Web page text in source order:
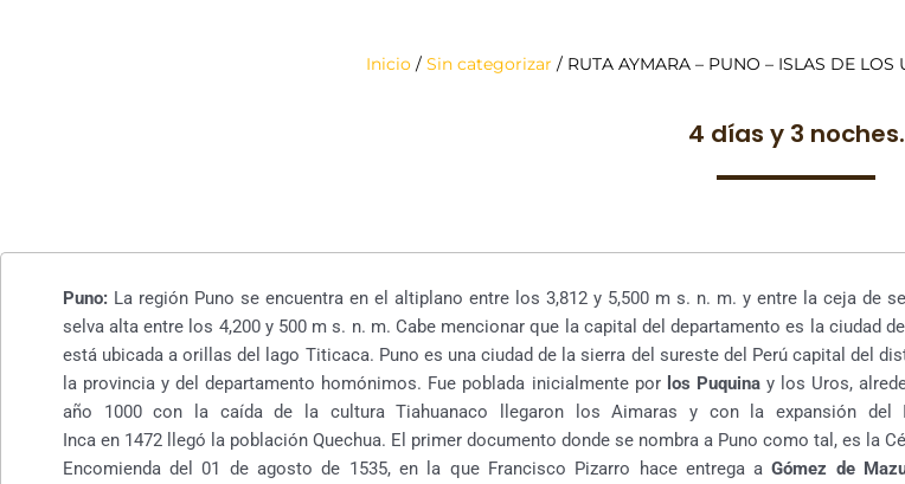
Inicio/ Sin categorizar / RUTA AYMARA – PUNO – ISLAS DE
4 días y 3 noches.
Puno:La región Puno se encuentra en el altiplano entre los 3,812 y 5,500 m s. n. m. y entre la ceja de
selva alta entre los 4,200 y 500 m s. n. m. Cabe mencionar que la capital del departamento es la ciudad
está ubicada a orillas del lago Titicaca. Puno es una ciudad de la sierra del sureste del Perú capital del
la provincia y del departamento homónimos. Fue poblada inicialmente por los Puquinay los Uros,
año 1000 con la caída de la cultura Tiahuanaco llegaron los Aimaras y con la expansión del
Inca en 1472 llegó la población Quechua. El primer documento donde se nombra a Puno como tal, es la
Encomienda del 01 de agosto de 1535, en la que Francisco Pizarro hace entrega aGómez de